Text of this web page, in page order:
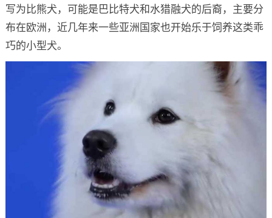
写为比熊犬，可能是巴比特犬和水猎融犬的后裔，主要分
布在欧洲，近几年来一些亚洲国家也开始乐于饲养这类乖
巧的小型犬。